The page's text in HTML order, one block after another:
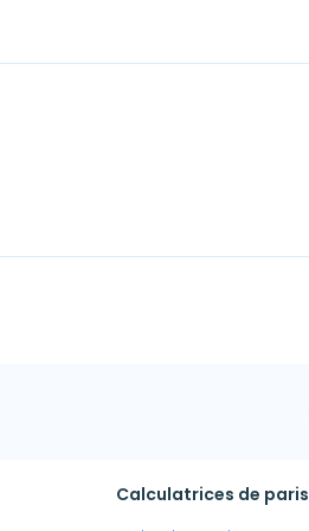
Calculatrices de paris